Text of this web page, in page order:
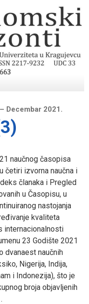
Decembar 2021.
naučnog časopisa
četiri izvorna naučna i
članaka i Pregled
u Časopisu, u
nastojanja
kvaliteta
internacionalnosti
23 Godište 2021
dvanaest naučnih
Nigerija, Indija,
i Indonezija), što je
broja objavljenih